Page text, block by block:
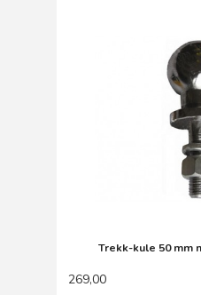
Trekk-kule 50 mm
269,00